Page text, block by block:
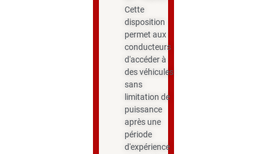
Cette
disposition
permet aux
conducteurs
d'accéder à
des véhicules
sans
limitation de
puissance
après une
période
d'expérience